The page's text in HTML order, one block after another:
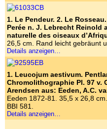
1. Le Pendeur. 2. Le
Perée n. J. Lebrecht Reinold
naturelle des oiseaux
26,5 cm. Rand leicht gebräunt
Details anzeigen…
1. Leucojum aestivum.
Chromolithographie Pl. 97 v.
Arendsen aus: Eeden, A.C.
Eeden 1872-81. 35,5 x 26,8
BBI 581.
Details anzeigen…